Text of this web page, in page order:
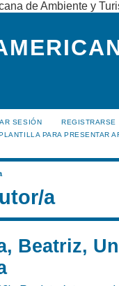
de Ambiente y
SESIÓN
REGISTRARSE
PARA PRESENTAR
a
Beatriz,